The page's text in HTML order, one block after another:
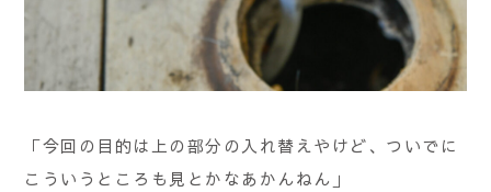
「今回の目的は上の部分の入れ替えやけど、ついでに
こういうところも見とかなあかんねん」